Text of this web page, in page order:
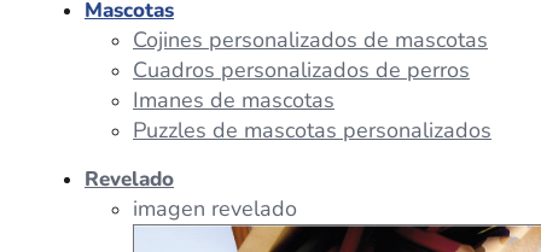
Mascotas
Cojines personalizados de mascotas
Cuadros personalizados de perros
Imanes de mascotas
Puzzles de mascotas personalizados
Revelado
imagen revelado